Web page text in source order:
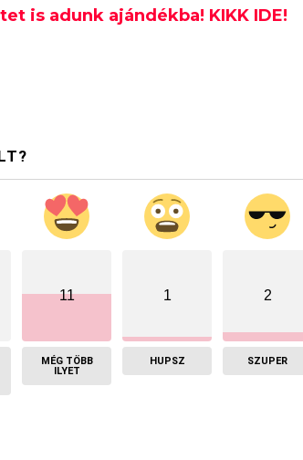
is adunk ajándékba! KIKK IDE!
11
MÉG TÖBB
ILYET
1
HUPSZ
2
SZUPER